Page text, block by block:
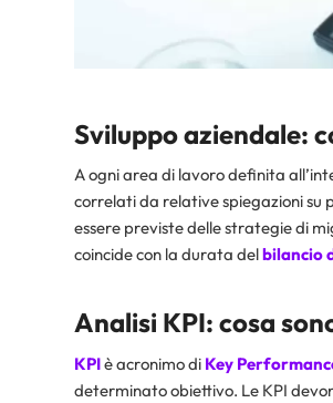
Sviluppo aziendale:
A ogni area di lavoro definita
correlati da relative spiegazioni
essere previste delle strategie di
coincide con la durata delbilancio
Analisi KPI: cosa
KPIè acronimo di Key
determinato obiettivo. Le KPI